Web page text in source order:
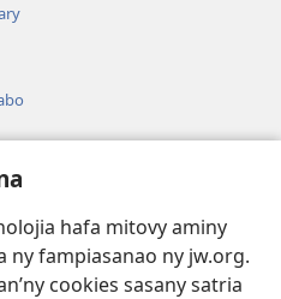
hafa mitovy aminy
ny fampiasanao ny jw.org.
cookies sasany satria